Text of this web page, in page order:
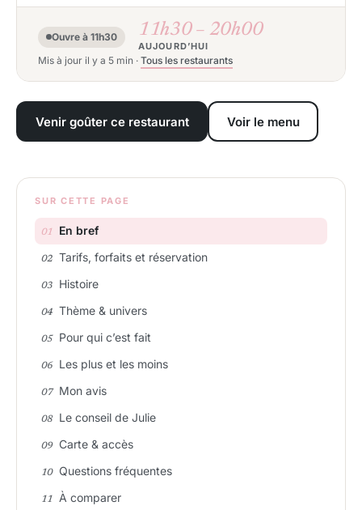
Ouvre à 11h30 11h30 – 20h00
AUJOURD’HUI
Mis à jour il y a 5 min · Tous les restaurants
Venir goûter ce restaurant Voir le menu
SUR CETTE PAGE
En bref
Tarifs, forfaits et réservation
Histoire
Thème & univers
Pour qui c’est fait
Les plus et les moins
Mon avis
Le conseil de Julie
Carte & accès
Questions fréquentes
À comparer